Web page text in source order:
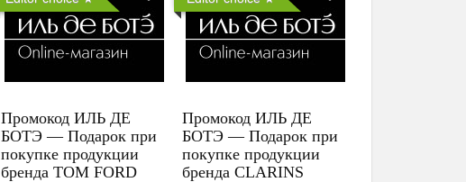
Промокод ИЛЬ ДЕ
БОТЭ — Подарок при
покупке продукции
бренда TOM FORD
Промокод ИЛЬ ДЕ
БОТЭ — Подарок при
покупке продукции
бренда CLARINS